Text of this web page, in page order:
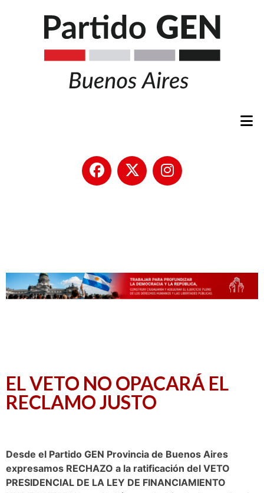
EL VETO NO OPACARÁ EL
RECLAMO JUSTO
Desde el Partido GEN Provincia de Buenos Aires
expresamos RECHAZO a la ratificación del VETO
PRESIDENCIAL DE LA LEY DE FINANCIAMIENTO